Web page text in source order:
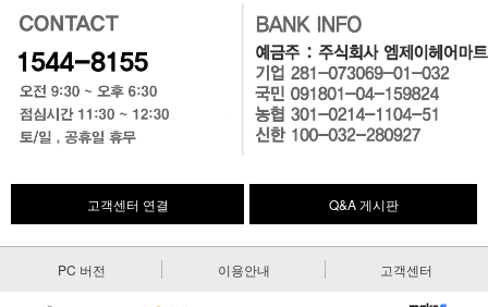
고객센터 연결 Q&A 게시판
PC 버전 이용안내 고객센터